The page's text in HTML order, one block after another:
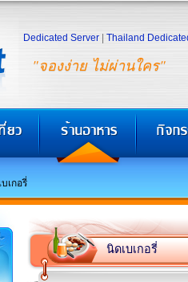
"จองง่าย ไม่ผ่านใคร"
Dedicated Server
Thailand
เกอรี่
นิดเบเกอรี่